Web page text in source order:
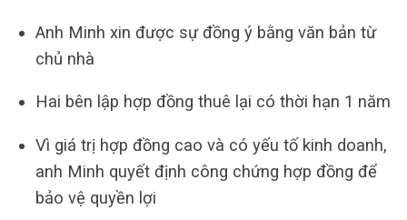
Anh Minh xin được sự đồng ý bằng văn bản từ
chủ nhà
Hai bên lập hợp đồng thuê lại có thời hạn 1 năm
Vì giá trị hợp đồng cao và có yếu tố kinh doanh,
anh Minh quyết định công chứng hợp đồng để
bảo vệ quyền lợi